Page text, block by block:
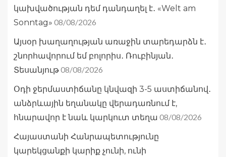
կախվածության դեմ դանդաղել է․ «Welt am
Sonntag» 08/08/2026
Այսօր խաղաղության առաջին տարեդարձն է․
շնորհավորում եմ բոլորիս․ Ռուբինյան․
Տեսանյութ08/08/2026
Օդի ջերմաստիճանը կնվազի 3-5 աստիճանով․
անձրևային եղանակը վերադառնում է,
հնարավոր է նաև կարկուտ տեղա 08/08/2026
Հայաստանի Հանրապետությունը
կարեկցանքի կարիք չունի, ունի